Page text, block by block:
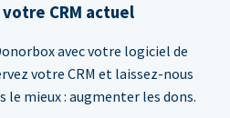
CRM actuel
avec votre logiciel de
votre CRM et laissez-nous
le mieux : augmenter les dons.